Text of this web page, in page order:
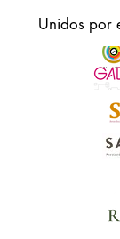
Unidos por